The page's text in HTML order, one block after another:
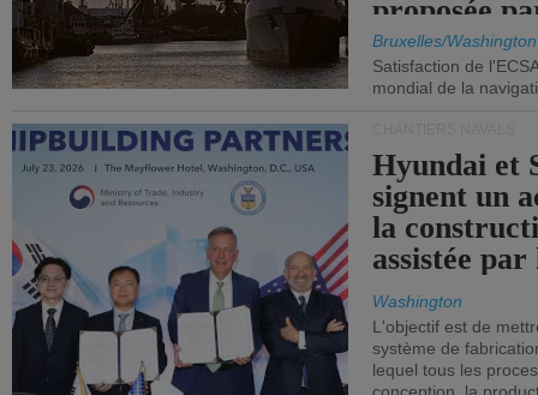
proposée
Bruxelles/Washington
Satisfaction de
mondial de la
Hyundai et
signent un
la
assistée
Washington
L'objectif est de
système de
lequel tous les